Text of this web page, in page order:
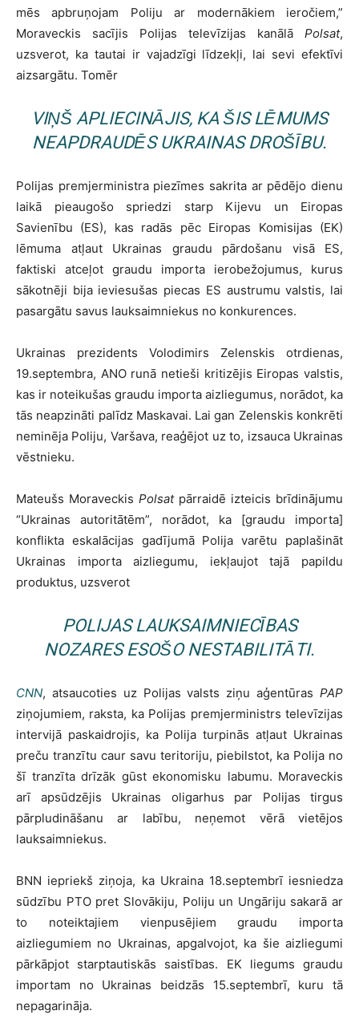
mēs apbruņojam Poliju ar modernākiem ieročiem,”
Moraveckis sacījis Polijas televīzijas kanālā Polsat,
uzsverot, ka tautai ir vajadzīgi līdzekļi, lai sevi efektīvi
aizsargātu. Tomēr
VIŅŠ APLIECINĀJIS, KA ŠIS LĒMUMS
NEAPDRAUDĒS UKRAINAS DROŠĪBU.
Polijas premjerministra piezīmes sakrita ar pēdējo dienu
laikā pieaugošo spriedzi starp Kijevu un Eiropas
Savienību (ES), kas radās pēc Eiropas Komisijas (EK)
lēmuma atļaut Ukrainas graudu pārdošanu visā ES,
faktiski atceļot graudu importa ierobežojumus, kurus
sākotnēji bija ieviesušas piecas ES austrumu valstis, lai
pasargātu savus lauksaimniekus no konkurences.
Ukrainas prezidents Volodimirs Zelenskis otrdienas,
19.septembra, ANO runā netieši kritizējis Eiropas valstis,
kas ir noteikušas graudu importa aizliegumus, norādot, ka
tās neapzināti palīdz Maskavai. Lai gan Zelenskis konkrēti
neminēja Poliju, Varšava, reaģējot uz to, izsauca Ukrainas
vēstnieku.
Mateušs Moraveckis Polsatpārraidē izteicis brīdinājumu
“Ukrainas autoritātēm”, norādot, ka [graudu importa]
konflikta eskalācijas gadījumā Polija varētu paplašināt
Ukrainas importa aizliegumu, iekļaujot tajā papildu
produktus, uzsverot
POLIJAS LAUKSAIMNIECĪBAS
NOZARES ESOŠO NESTABILITĀTI.
CNN, atsaucoties uz Polijas valsts ziņu aģentūras PAP
ziņojumiem, raksta, ka Polijas premjerministrs televīzijas
intervijā paskaidrojis, ka Polija turpinās atļaut Ukrainas
preču tranzītu caur savu teritoriju, piebilstot, ka Polija no
šī tranzīta drīzāk gūst ekonomisku labumu. Moraveckis
arī apsūdzējis Ukrainas oligarhus par Polijas tirgus
pārpludināšanu ar labību, neņemot vērā vietējos
lauksaimniekus.
BNN iepriekš ziņoja, ka Ukraina 18.septembrī iesniedza
sūdzību PTO pret Slovākiju, Poliju un Ungāriju sakarā ar
to noteiktajiem vienpusējiem graudu importa
aizliegumiem no Ukrainas, apgalvojot, ka šie aizliegumi
pārkāpjot starptautiskās saistības. EK liegums graudu
importam no Ukrainas beidzās 15.septembrī, kuru tā
nepagarināja.